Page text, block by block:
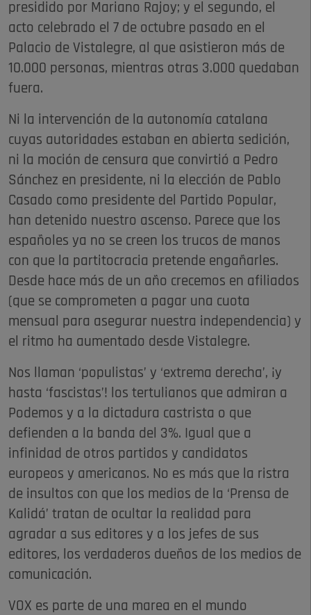
presidido por Mariano Rajoy; y el segundo, el
acto celebrado el 7 de octubre pasado en el
Palacio de Vistalegre, al que asistieron más de
10.000 personas, mientras otras 3.000 quedaban
fuera.
Ni la intervención de la autonomía catalana
cuyas autoridades estaban en abierta sedición,
ni la moción de censura que convirtió a Pedro
Sánchez en presidente, ni la elección de Pablo
Casado como presidente del Partido Popular,
han detenido nuestro ascenso. Parece que los
españoles ya no se creen los trucos de manos
con que la partitocracia pretende engañarles.
Desde hace más de un año crecemos en afiliados
(que se comprometen a pagar una cuota
mensual para asegurar nuestra independencia) y
el ritmo ha aumentado desde Vistalegre.
Nos llaman ‘populistas’ y ‘extrema derecha’, ¡y
hasta ‘fascistas’! los tertulianos que admiran a
Podemos y a la dictadura castrista o que
defienden a la banda del 3%. Igual que a
infinidad de otros partidos y candidatos
europeos y americanos. No es más que la ristra
de insultos con que los medios de la ‘Prensa de
Kalidá’ tratan de ocultar la realidad para
agradar a sus editores y a los jefes de sus
editores, los verdaderos dueños de los medios de
comunicación.
VOX es parte de una marea en el mundo